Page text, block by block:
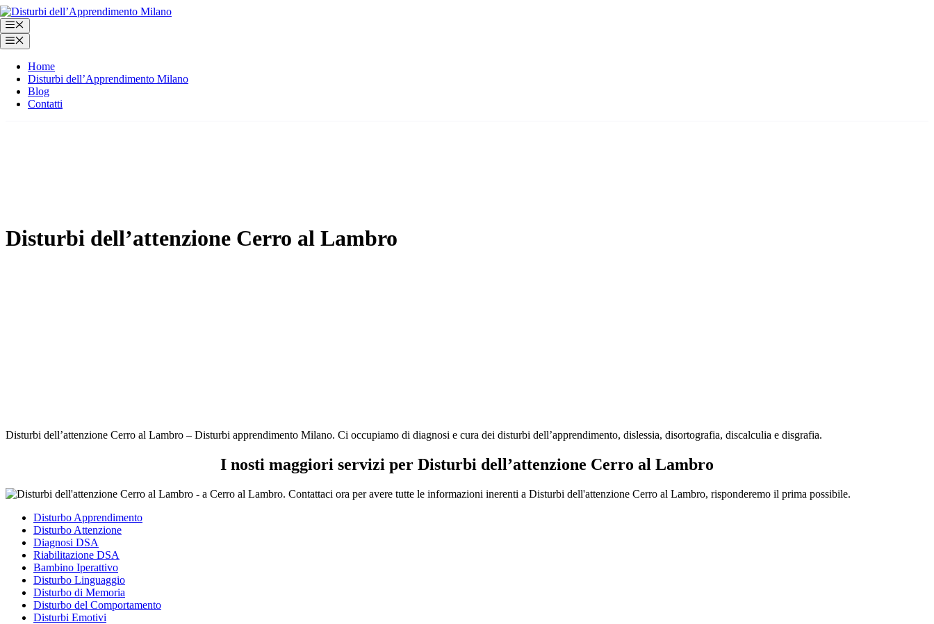
Vai
al
contenuto
Menu
Menu
Home
Disturbi dell’Apprendimento Milano
Blog
Contatti
Disturbi dell’attenzione Cerro al Lambro
Disturbi dell’attenzione Cerro al Lambro – Disturbi apprendimento Milano. Ci occupiamo di diagnosi e cura dei disturbi dell’apprendimento, dislessia, disortografia, discalculia e disgrafia.
I nosti maggiori servizi per Disturbi dell’attenzione Cerro al Lambro
Disturbo Apprendimento
Disturbo Attenzione
Diagnosi DSA
Riabilitazione DSA
Bambino Iperattivo
Disturbo Linguaggio
Disturbo di Memoria
Disturbo del Comportamento
Disturbi Emotivi